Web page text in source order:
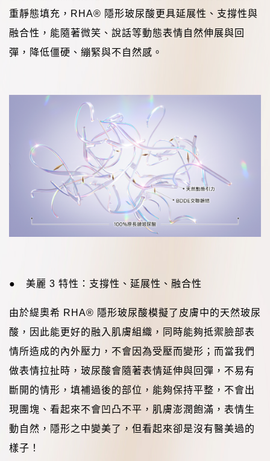
重靜態填充， RHA® 隱形玻尿酸更具延展性、支撐性與
融合性，能隨著微笑、說話等動態表情自然伸展與回
彈，降低僵硬、繃緊與不自然感。
● 美麗 3 特性：支撐性、延展性、融合性
由於緹奧希 RHA® 隱形玻尿酸模擬了皮膚中的天然玻尿
酸，因此能更好的融入肌膚組織，同時能夠抵禦臉部表
情所造成的內外壓力，不會因為受壓而變形；而當我們
做表情拉扯時，玻尿酸會隨著表情延伸與回彈，不易有
斷開的情形，填補過後的部位，能夠保持平整，不會出
現團塊、看起來不會凹凸不平，肌膚澎潤飽滿，表情生
動自然，隱形之中變美了，但看起來卻是沒有醫美過的
樣子！